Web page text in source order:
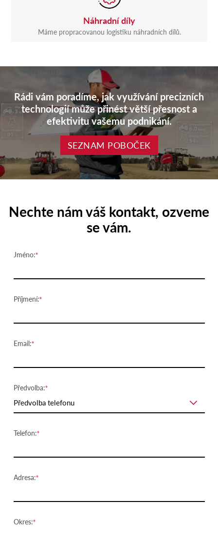
Náhradní díly
Máme propracovanou logistiku náhradních dílů.
Rádi vám poradíme, jak využívání precizních
technologií může přinést větší přesnost a
efektivitu vašemu podnikání.
SEZNAM POBOČEK
Nechte nám váš kontakt, ozveme
se vám.
Jméno:
Příjmení:
Email:
Předvolba:
Předvolba telefonu
Telefon:
Adresa:
Okres: